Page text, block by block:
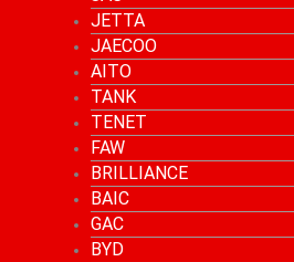
JETTA
JAECOO
AITO
TANK
TENET
FAW
BRILLIANCE
BAIC
GAC
BYD